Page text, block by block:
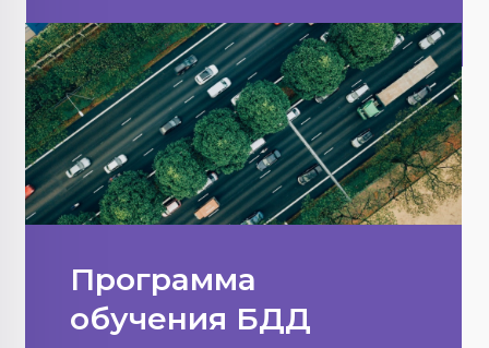
Программа
обучения БДД